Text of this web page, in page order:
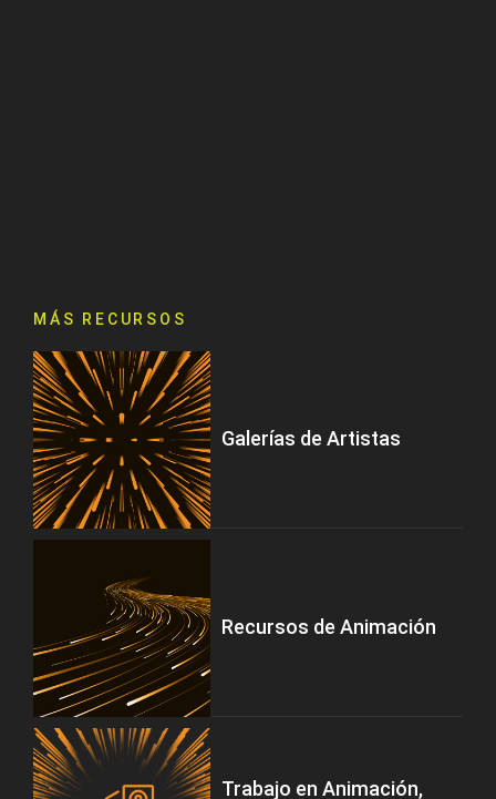
MÁS RECURSOS
Galerías de Artistas
Recursos de Animación
Trabajo en Animación,